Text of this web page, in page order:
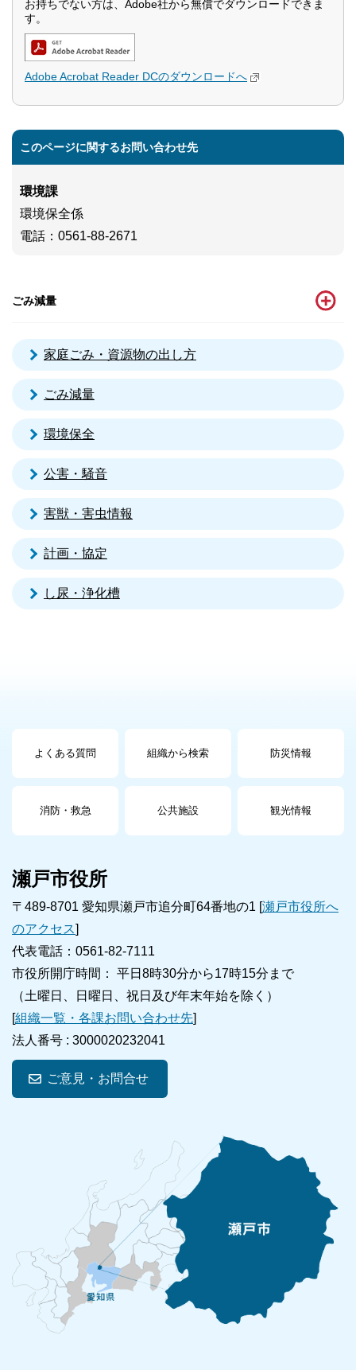
お持ちでない方は、Adobe社から無償でダウンロードできま
す。
Adobe Acrobat Reader DCのダウンロードへ
このページに関するお問い合わせ先
環境課
環境保全係
電話 ：0561-88-2671
ごみ減量
家庭ごみ・資源物の出し方
ごみ減量
環境保全
公害・騒音
害獣・害虫情報
計画・協定
し尿・浄化槽
よくある質問 組織から検索 防災情報
消防・救急 公共施設 観光情報
瀬戸市役所
〒489-8701 愛知県瀬戸市追分町64番地の1 [瀬戸市役所へ
のアクセス]
代表電話：0561-82-7111
市役所開庁時間： 平日8時30分から17時15分まで
（土曜日、日曜日、祝日及び年末年始を除く）
[組織一覧・各課お問い合わせ先]
法人番号 : 3000020232041
ご意見・お問合せ